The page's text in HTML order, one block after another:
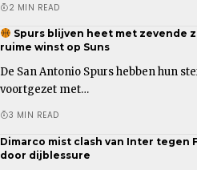
2 MIN READ
Spurs blijven heet met zevende
ruime winst op Suns
De San Antonio Spurs hebben hun
voortgezet met…
3 MIN READ
Dimarco mist clash van Inter tegen
door dijblessure